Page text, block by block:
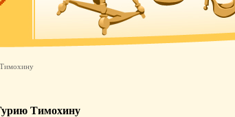
Тимохину
Тимохину